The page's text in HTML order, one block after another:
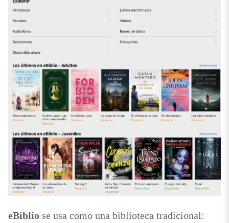
eBibliose usa como una biblioteca tradicional: